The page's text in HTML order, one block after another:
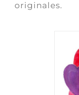
originales.